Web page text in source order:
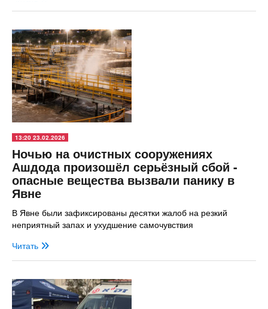
13:20 23.02.2026
Ночью на очистных сооружениях
Ашдода произошёл серьёзный сбой -
опасные вещества вызвали панику в
Явне
В Явне были зафиксированы десятки жалоб на резкий
неприятный запах и ухудшение самочувствия
Читать